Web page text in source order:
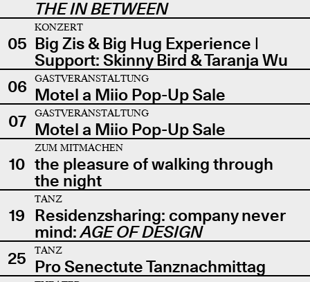
THE IN BETWEEN
05
KONZERT
Big Zis & Big Hug Experience |
Support: Skinny Bird & Taranja Wu
06
GASTVERANSTALTUNG
Motel a Miio Pop-Up Sale
07
GASTVERANSTALTUNG
Motel a Miio Pop-Up Sale
10
ZUM MITMACHEN
the pleasure of walking through
the night
19
TANZ
Residenzsharing: company never
mind:AGE OF DESIGN
25
TANZ
Pro Senectute Tanznachmittag